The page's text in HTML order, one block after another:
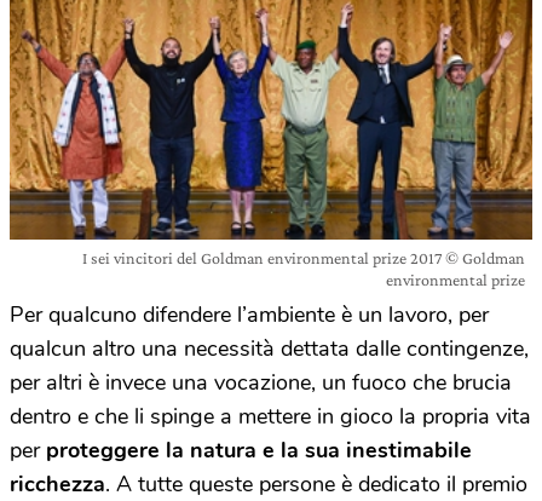
I sei vincitori del Goldman environmental prize 2017 © Goldman
environmental prize
Per qualcuno difendere l’ambiente è un lavoro, per
qualcun altro una necessità dettata dalle contingenze,
per altri è invece una vocazione, un fuoco che brucia
dentro e che li spinge a mettere in gioco la propria vita
per proteggere la natura e la sua inestimabile
ricchezza. A tutte queste persone è dedicato il premio